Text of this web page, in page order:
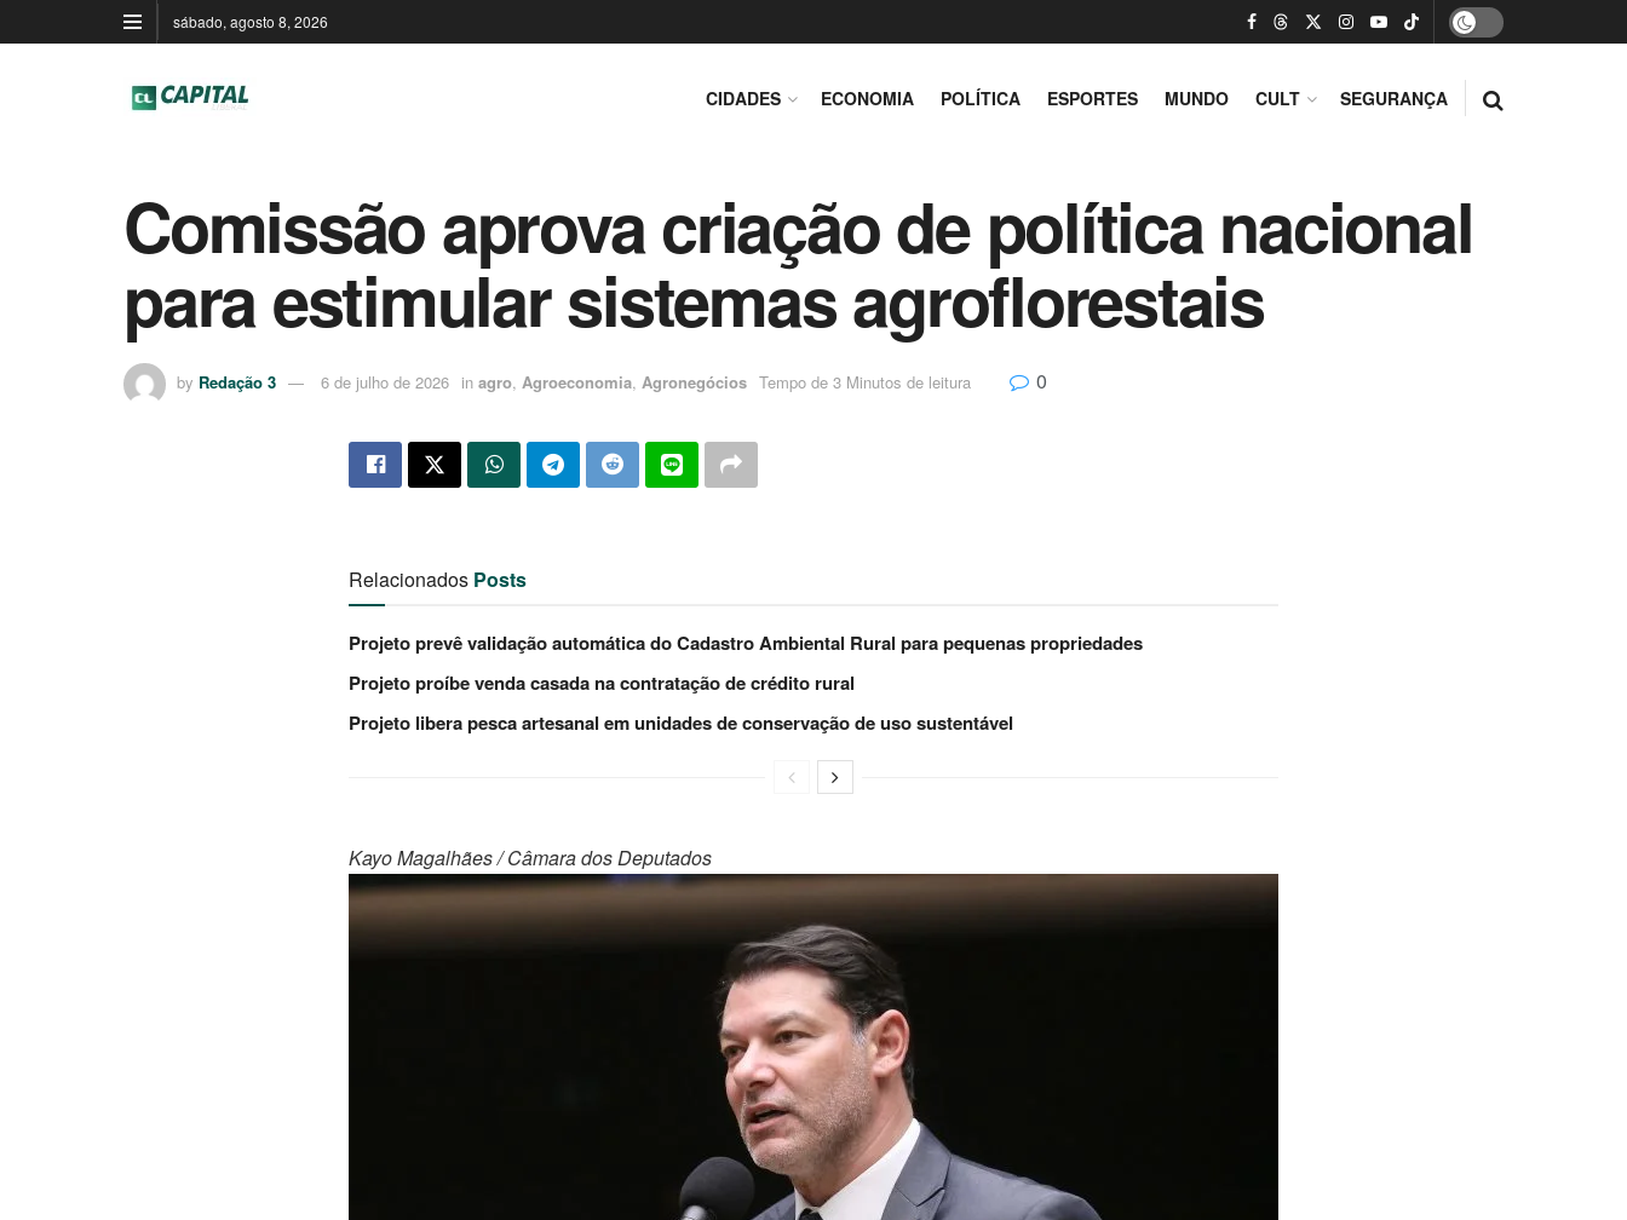
sábado, agosto 8, 2026
CIDADES ECONOMIA POLÍTICA ESPORTES MUNDO CULT SEGURANÇA
Comissão aprova criação de política nacional
para estimular sistemas agroflorestais
by Redação 3 6 de julho de 2026 in agro, Agroeconomia, Agronegócios Tempo de 3 Minutos de leitura 0
Relacionados Posts
Projeto prevê validação automática do Cadastro Ambiental Rural para pequenas propriedades
Projeto proíbe venda casada na contratação de crédito rural
Projeto libera pesca artesanal em unidades de conservação de uso sustentável
Kayo Magalhães / Câmara dos Deputados